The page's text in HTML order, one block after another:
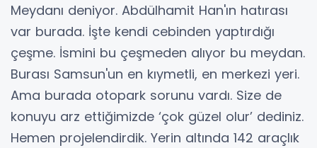
Meydanı deniyor. Abdülhamit Han'ın hatırası
var burada. İşte kendi cebinden yaptırdığı
çeşme. İsmini bu çeşmeden alıyor bu meydan.
Burası Samsun'un en kıymetli, en merkezi yeri.
Ama burada otopark sorunu vardı. Size de
konuyu arz ettiğimizde ‘çok güzel olur’ dediniz.
Hemen projelendirdik. Yerin altında 142 araçlık